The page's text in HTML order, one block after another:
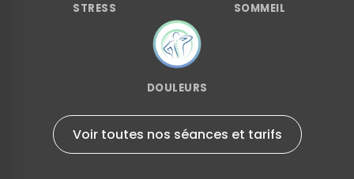
STRESS SOMMEIL
DOULEURS
Voir toutes nos séances et tarifs